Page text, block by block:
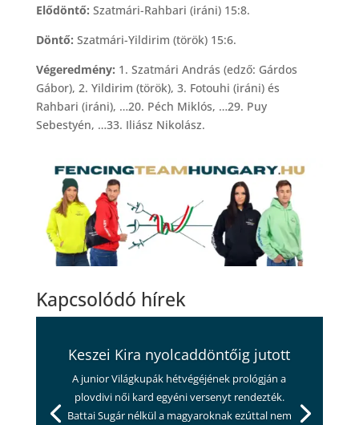
Elődöntő: Szatmári-Rahbari (iráni) 15:8.
Döntő: Szatmári-Yildirim (török) 15:6.
Végeredmény: 1. Szatmári András (edző: Gárdos
Gábor), 2. Yildirim (török), 3. Fotouhi (iráni) és
Rahbari (iráni), …20. Péch Miklós, …29. Puy
Sebestyén, …33. Iliász Nikolász.
Kapcsolódó hírek
Keszei Kira nyolcaddöntőig jutott
A junior Világkupák hétvégéjének prológján a
plovdivi női kard egyéni versenyt rendezték.
Battai Sugár nélkül a magyaroknak ezúttal nem